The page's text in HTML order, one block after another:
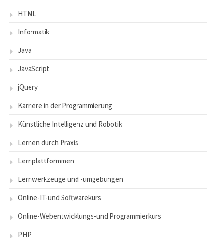
HTML
Informatik
Java
JavaScript
jQuery
Karriere in der Programmierung
Künstliche Intelligenz und Robotik
Lernen durch Praxis
Lernplattformmen
Lernwerkzeuge und -umgebungen
Online-IT-und Softwarekurs
Online-Webentwicklungs-und Programmierkurs
PHP